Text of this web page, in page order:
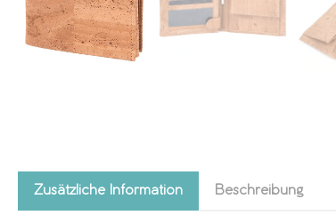
Zusätzliche Information Beschreibung